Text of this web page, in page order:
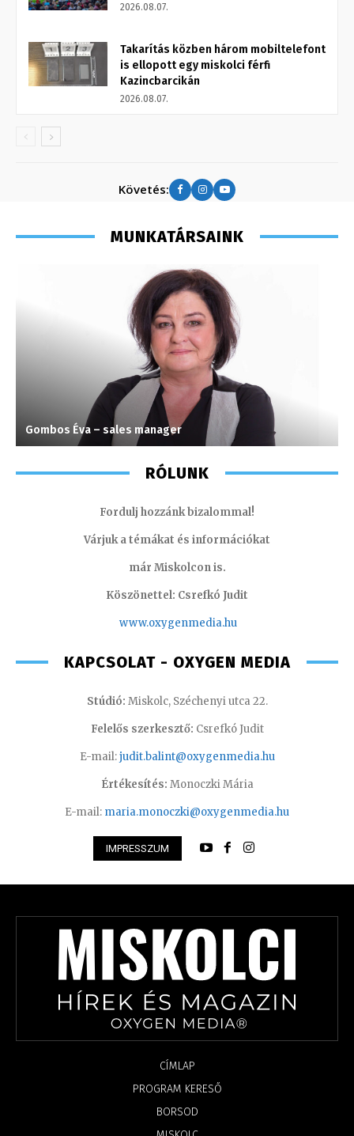
2026.08.07.
Takarítás közben három mobiltelefont
is ellopott egy miskolci férfi
Kazincbarcikán
2026.08.07.
Követés:
MUNKATÁRSAINK
Gombos Éva – sales manager
RÓLUNK
Fordulj hozzánk bizalommal!
Várjuk a témákat és információkat
már Miskolcon is.
Köszönettel: Csrefkó Judit
www.oxygenmedia.hu
KAPCSOLAT - OXYGEN MEDIA
Stúdió: Miskolc, Széchenyi utca 22.
Felelős szerkesztő: Csrefkó Judit
E-mail:judit.balint@oxygenmedia.hu
Értékesítés: Monoczki Mária
E-mail: maria.monoczki@oxygenmedia.hu
IMPRESSZUM
CÍMLAP
PROGRAM KERESŐ
BORSOD